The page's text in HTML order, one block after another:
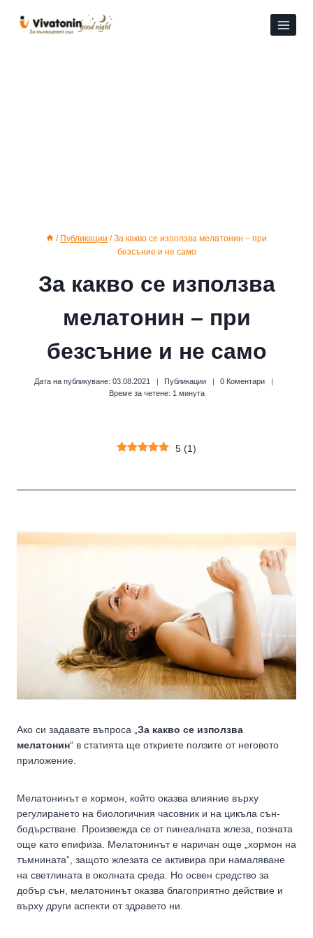
съдържанието
/ Публикации / За какво се използва мелатонин – при
безсъние и не само
За какво се използва
мелатонин – при
безсъние и не само
Дата на публикуване: 03.08.2021 Публикации
0 Коментари
Време за четене: 1 минута
5 (1)
Ако си задавате въпроса „ За какво се използва
мелатонин“ в статията ще откриете ползите от неговото
приложение.
Мелатонинът е хормон, който оказва влияние върху
регулирането на биологичния часовник и на цикъла сън-
бодърстване. Произвежда се от пинеалната жлеза, позната
още като епифиза. Мелатонинът е наричан още „хормон на
тъмнината“, защото жлезата се активира при намаляване
на светлината в околната среда. Но освен средство за
добър сън, мелатонинът оказва благоприятно действие и
върху други аспекти от здравето ни.